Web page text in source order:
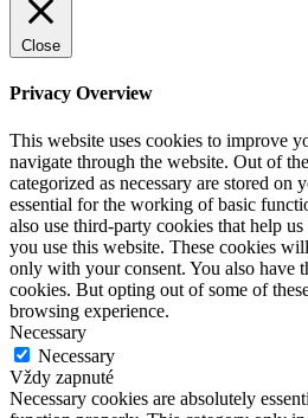
Close
Privacy Overview
This website uses cookies to improve
navigate through the website. Out of
categorized as necessary are stored on
essential for the working of basic
also use third-party cookies that help
you use this website. These cookies
only with your consent. You also have
cookies. But opting out of some of
browsing experience.
Necessary
Necessary
Vždy zapnuté
Necessary cookies are absolutely